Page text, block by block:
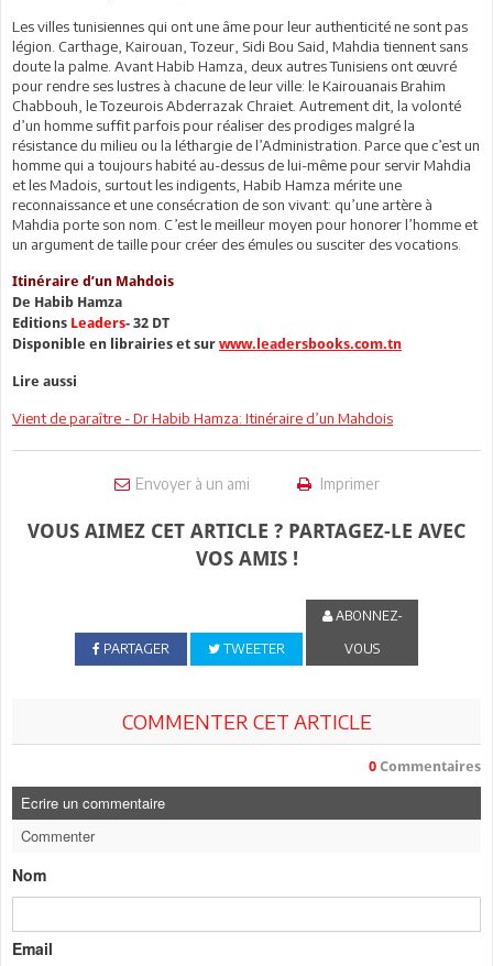
Les villes tunisiennes qui ont une âme pour leur authenticité ne sont pas
légion. Carthage, Kairouan, Tozeur, Sidi Bou Said, Mahdia tiennent sans
doute la palme. Avant Habib Hamza, deux autres Tunisiens ont œuvré
pour rendre ses lustres à chacune de leur ville: le Kairouanais Brahim
Chabbouh, le Tozeurois Abderrazak Chraiet. Autrement dit, la volonté
d’un homme suffit parfois pour réaliser des prodiges malgré la
résistance du milieu ou la léthargie de l’Administration. Parce que c’est un
homme qui a toujours habité au-dessus de lui-même pour servir Mahdia
et les Madois, surtout les indigents, Habib Hamza mérite une
reconnaissance et une consécration de son vivant: qu’une artère à
Mahdia porte son nom. C’est le meilleur moyen pour honorer l’homme et
un argument de taille pour créer des émules ou susciter des vocations.
Itinéraire d’un Mahdois
De Habib Hamza
Editions Leaders- 32 DT
Disponible en librairies et sur www.leadersbooks.com.tn
Lire aussi
Vient de paraître - Dr Habib Hamza: Itinéraire d’un Mahdois
Envoyer à un ami Imprimer
VOUS AIMEZ CET ARTICLE ? PARTAGEZ-LE AVEC
VOS AMIS !
PARTAGER TWEETER
ABONNEZ-
VOUS
COMMENTER CET ARTICLE
0 Commentaires
Ecrire un commentaire
Commenter
Nom
Email